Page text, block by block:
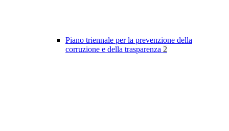
Piano triennale per la prevenzione della
corruzione e della trasparenza 2